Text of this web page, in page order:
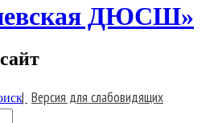
ДЮСШ»
| Версия для слабовидящих